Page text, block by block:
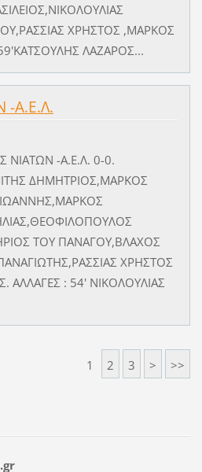
ΧΡΗΣΤΟΣ ,ΜΑΡΚΟΣ
ΛΑΖΑΡΟΣ...
-Α.Ε.Λ.
ΝΙΑΤΩΝ -Α.Ε.Λ. 0-0.
ΔΗΜΗΤΡΙΟΣ,ΜΑΡΚΟΣ
ΤΟΥ ΠΑΝΑΓΟΥ,ΒΛΑΧΟΣ
ΧΡΗΣΤΟΣ
ΑΛΛΑΓΕΣ : 54' ΝΙΚΟΛΟΥΛΙΑΣ
1 2 3 > >>